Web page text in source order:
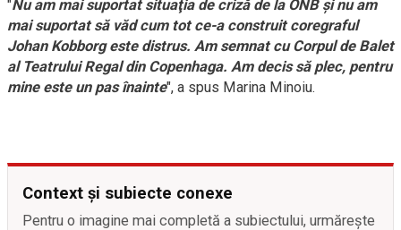
"Nu am mai suportat situaţia de criză de la ONB şi nu am
mai suportat să văd cum tot ce-a construit coregraful
Johan Kobborg este distrus. Am semnat cu Corpul de Balet
al Teatrului Regal din Copenhaga. Am decis să plec, pentru
mine este un pas înainte", a spus Marina Minoiu.
Context și subiecte conexe
Pentru o imagine mai completă a subiectului, urmărește